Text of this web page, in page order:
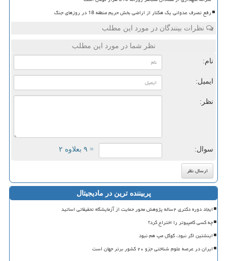
رفع تصرف عدوانی یک هکتار از اراضی بخش حریم منطقه 18 در روزهای جنگ
نظرات بینندگان در مورد این مطلب
نظر شما در مورد این مطلب
نام:
ایمیل:
نظر:
سوال: = ۹ بعلاوه ۲
پربیننده ترین در مادیجیتال
ایجاد دوره دکتری ۲ساله پژوهش محور حمایت از آزمایشگاه تحقیقاتی اساتید
چه کسی کامپیوتر را اختراع کرد؟
اینشتین اگر نبود، گوگل مپ هم نبود
ایران در عرصه علوم شناختی جزو ۲۰ کشور برتر جهان است